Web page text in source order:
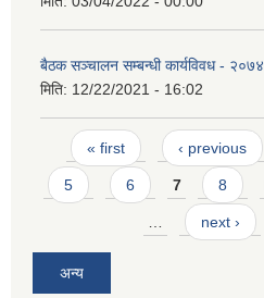
बैठक सञ्चालन सम्बन्धी कार्यविवध - २०७४
मिति: 12/22/2021 - 16:02
Pages
« first ‹ previous
5 6 7 8
next ›
अन्य